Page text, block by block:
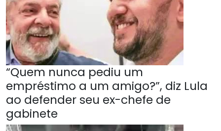
“Quem nunca pediu um
empréstimo a um amigo?”, diz Lula
ao defender seu ex-chefe de
gabinete